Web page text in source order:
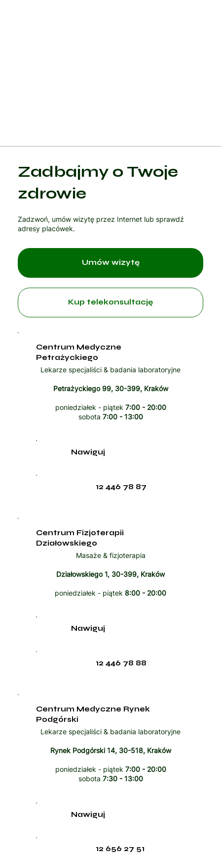
Zadbajmy o Twoje
zdrowie
Zadzwoń, umów wizytę przez Internet lub sprawdź
adresy placówek.
Kup telekonsultację
Centrum Medyczne
Petrażyckiego
Lekarze specjaliści & badania laboratoryjne
Petrażyckiego 99, 30-399, Kraków
poniedziałek - piątek 7:00 - 20:00
sobota 7:00 - 13:00
12 446 78 87
Nawiguj
Centrum Fizjoterapii
Działowskiego
Masaże & fizjoterapia
Działowskiego 1, 30-399, Kraków
poniedziałek - piątek 8:00 - 20:00
12 446 78 88
Nawiguj
Centrum Medyczne Rynek
Podgórski
Lekarze specjaliści & badania laboratoryjne
Rynek Podgórski 14, 30-518, Kraków
poniedziałek - piątek 7:00 - 20:00
sobota 7:30 - 13:00
12 656 27 51
Nawiguj
Umów wizytę